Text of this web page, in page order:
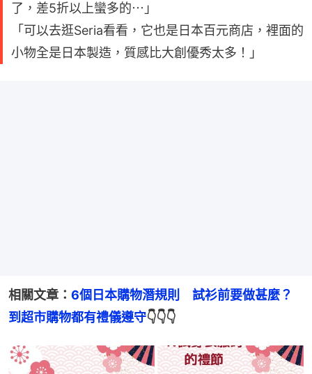
了，差5折以上蠻多的⋯」
「可以去逛Seria看看，它也是日本百元商店，裡面的
小物全是日本製造，質感比大創優秀太多！」
相關文章： 6個日本購物潛規則　試衫前要做甚麼？
到超市購物都有禮儀遵守👇👇👇